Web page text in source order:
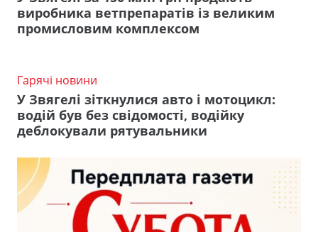
виробника ветпрепаратів із великим
промисловим комплексом
Гарячі новини
У Звягелі зіткнулися авто і мотоцикл:
водій був без свідомості, водійку
деблокували рятувальники